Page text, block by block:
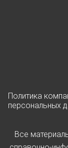
Политика
персональных
Все